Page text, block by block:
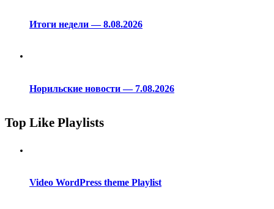
Итоги недели — 8.08.2026
Норильские новости — 7.08.2026
Top Like Playlists
Video WordPress theme Playlist